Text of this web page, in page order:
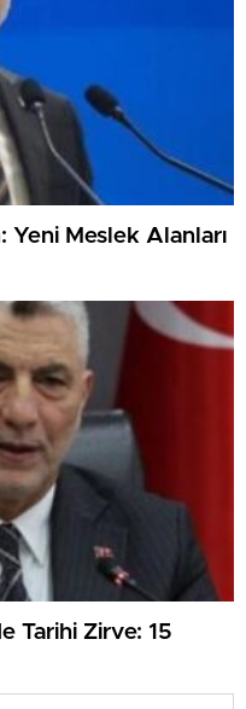
Meslek Alanları
Tarihi Zirve: 15